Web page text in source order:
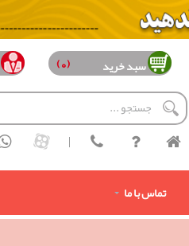
سبد خرید (0)
|
تماس با ما